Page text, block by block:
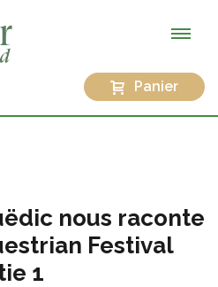
Panier
nous raconte
Festival
1